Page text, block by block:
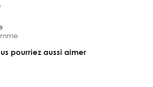
pourriez aussi aimer